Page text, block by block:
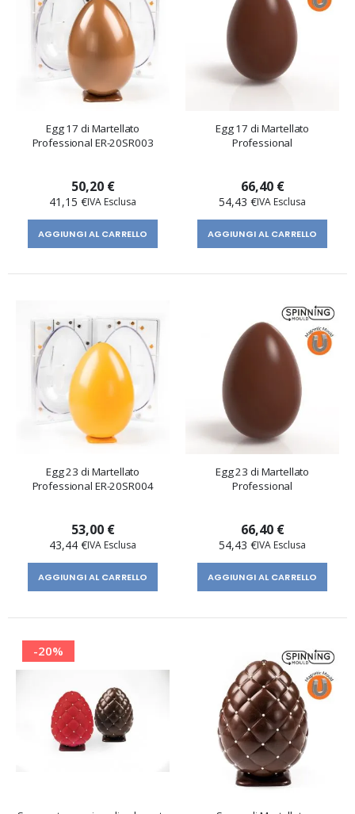
Egg 17 di Martellato
Professional ER-20SR003
50,20 €
41,15 €
AGGIUNGI AL CARRELLO
Egg 17 di Martellato
Professional
66,40 €
54,43 €
AGGIUNGI AL CARRELLO
Egg 23 di Martellato
Professional ER-20SR004
53,00 €
43,44 €
AGGIUNGI AL CARRELLO
Egg 23 di Martellato
Professional
66,40 €
54,43 €
AGGIUNGI AL CARRELLO
-20%